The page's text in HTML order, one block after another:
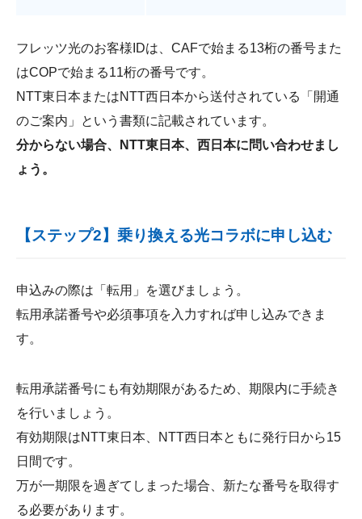
フレッツ光のお客様IDは、CAFで始まる13桁の番号また
はCOPで始まる11桁の番号です。
NTT東日本またはNTT西日本から送付されている「開通
のご案内」という書類に記載されています。
分からない場合、NTT東日本、西日本に問い合わせまし
ょう。
【ステップ2】乗り換える光コラボに申し込む
申込みの際は「転用」を選びましょう。
転用承諾番号や必須事項を入力すれば申し込みできま
す。
転用承諾番号にも有効期限があるため、期限内に手続き
を行いましょう。
有効期限はNTT東日本、NTT西日本ともに発行日から15
日間です。
万が一期限を過ぎてしまった場合、新たな番号を取得す
る必要があります。